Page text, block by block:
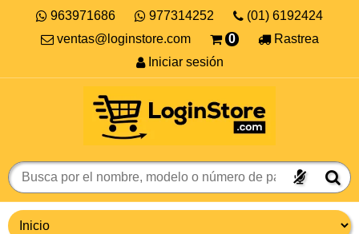
963971686 977314252
(01) 6192424
ventas@loginstore.com
0
Rastrea
Iniciar sesión